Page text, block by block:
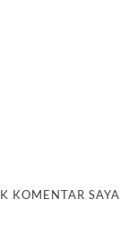
KOMENTAR SAYA